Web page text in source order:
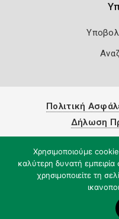
Πολιτική
Δήλωση
Χρησιμοποιούμε
καλύτερη δυνατή
χρησιμοποιείτε τη